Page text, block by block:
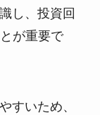
し、投資回
が重要で
すいため、